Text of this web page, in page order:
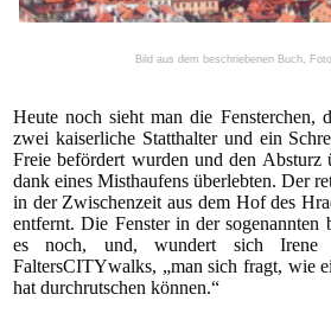
Bild aus dem beschriebenen Buch,
Heute noch sieht man die Fensterchen,
zwei kaiserliche Statthalter und ein
Freie befördert wurden und den Absturz
dank eines Misthaufens überlebten. Der
in der Zwischenzeit aus dem Hof des
entfernt. Die Fenster in der sogenannten
es noch, und, wundert sich Irene
FaltersCITYwalks, „man sich fragt, wie
hat durchrutschen können.“